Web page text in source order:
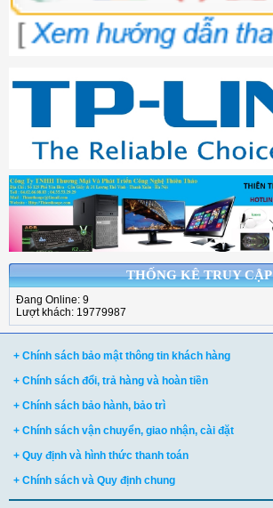
THỐNG KÊ TRUY CẬP
Đang Online: 9
Lượt khách: 19779987
+ Chính sách bảo mật thông tin khách hàng
+ Chính sách đổi, trả hàng và hoàn tiền
+ Chính sách bảo hành, bảo trì
+ Chính sách vận chuyển, giao nhận, cài đặt
+ Quy định và hình thức thanh toán
+ Chính sách và Quy định chung